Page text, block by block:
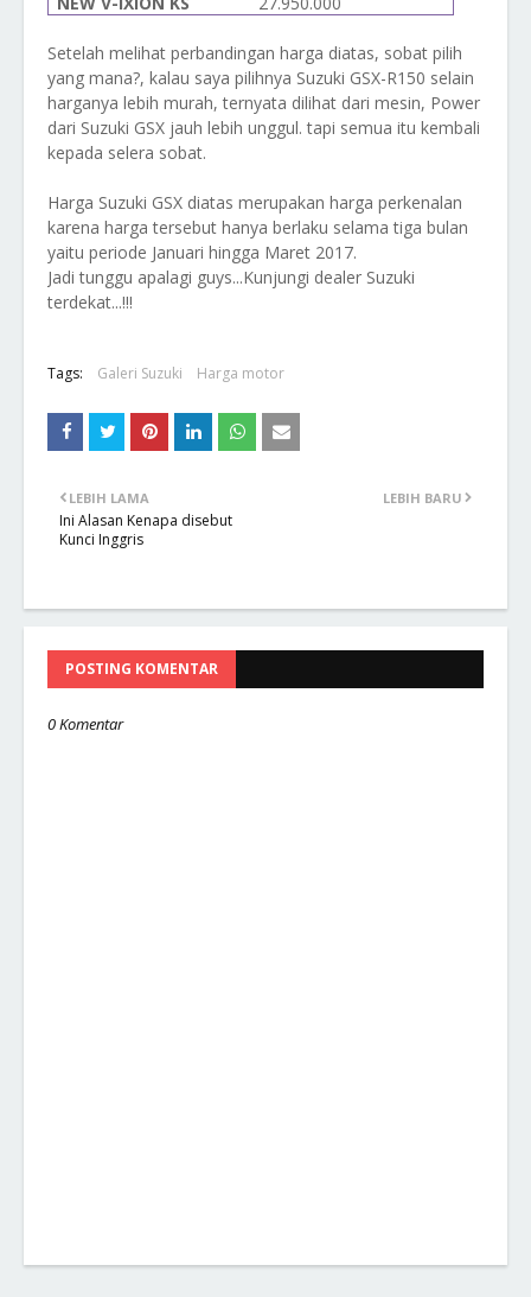
Setelah melihat perbandingan harga diatas, sobat pilih
yang mana?, kalau saya pilihnya Suzuki GSX-R150 selain
harganya lebih murah, ternyata dilihat dari mesin, Power
dari Suzuki GSX jauh lebih unggul. tapi semua itu kembali
kepada selera sobat.
Harga Suzuki GSX diatas merupakan harga perkenalan
karena harga tersebut hanya berlaku selama tiga bulan
yaitu periode Januari hingga Maret 2017.
Jadi tunggu apalagi guys...Kunjungi dealer Suzuki
terdekat...!!!
Tags: Galeri Suzuki Harga motor
LEBIH BARU
LEBIH LAMA
Ini Alasan Kenapa disebut
Kunci Inggris
POSTING KOMENTAR
0 Komentar